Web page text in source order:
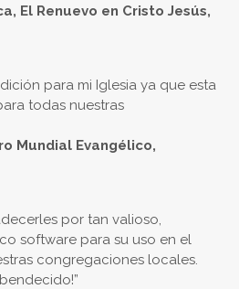
El Renuevo en Cristo Jesús,
para mi Iglesia ya que esta
todas nuestras
Mundial Evangélico,
por tan valioso,
software para su uso en el
congregaciones locales.